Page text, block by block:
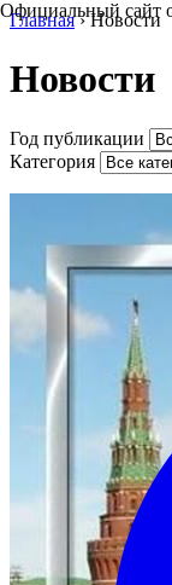
Официальный сайт
Главная › Новости
Новости
Год публикации
Категория